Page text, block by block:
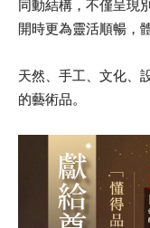
同動結構，不僅呈現
開時更為靈活順暢，
天然、手工、文化、
的藝術品。